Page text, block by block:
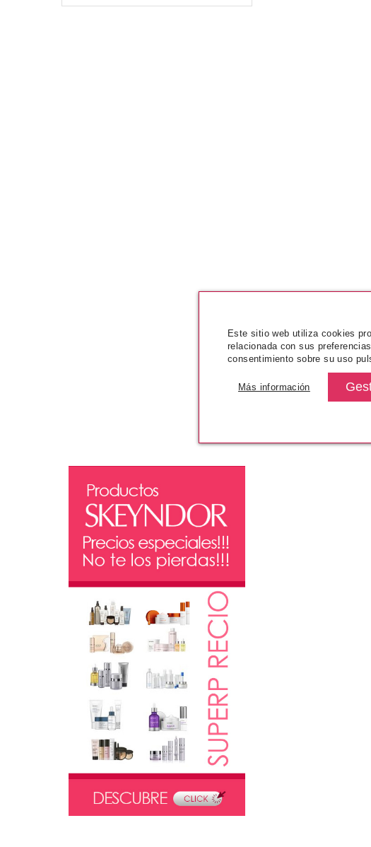
Este sitio web utiliza cookies
relacionada con sus
consentimiento sobre su uso
Más información